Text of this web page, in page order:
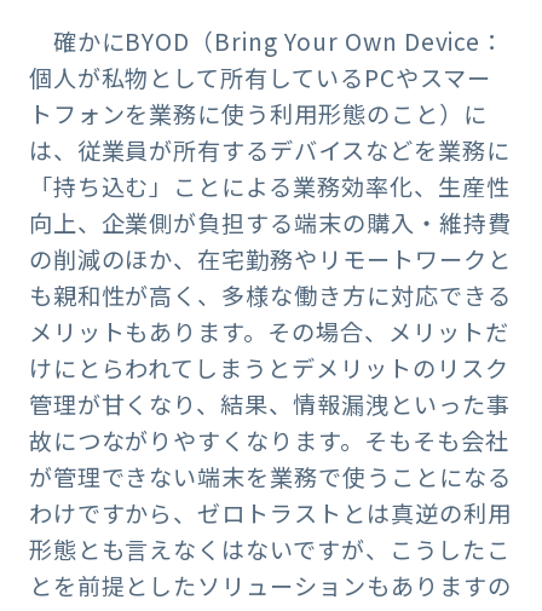
確かにBYOD（Bring Your Own Device：
個人が私物として所有しているPCやスマー
トフォンを業務に使う利用形態のこと）に
は、従業員が所有するデバイスなどを業務に
「持ち込む」ことによる業務効率化、生産性
向上、企業側が負担する端末の購入・維持費
の削減のほか、在宅勤務やリモートワークと
も親和性が高く、多様な働き方に対応できる
メリットもあります。その場合、メリットだ
けにとらわれてしまうとデメリットのリスク
管理が甘くなり、結果、情報漏洩といった事
故につながりやすくなります。そもそも会社
が管理できない端末を業務で使うことになる
わけですから、ゼロトラストとは真逆の利用
形態とも言えなくはないですが、こうしたこ
とを前提としたソリューションもありますの